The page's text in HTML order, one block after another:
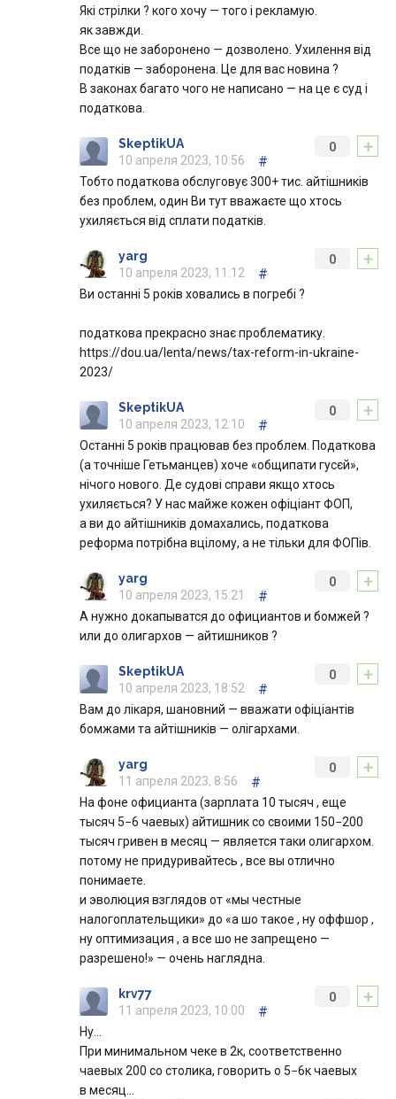
Які стрілки ? кого хочу — того і рекламую.
як завжди.
Все що не заборонено — дозволено. Ухилення від
податків — заборонена. Це для вас новина ?
В законах багато чого не написано — на це є суд і
податкова.
+
0
SkeptikUA
10 апреля 2023, 10:56
#
Тобто податкова обслуговує 300+ тис. айтішників
без проблем, один Ви тут вважаєте що хтось
ухиляється від сплати податків.
+
0
yarg
10 апреля 2023, 11:12
#
Ви останні 5 років ховались в погребі ?
податкова прекрасно знає проблематику.
https://dou.ua/lenta/news/tax-reform-in-ukraine-
2023/
+
0
SkeptikUA
10 апреля 2023, 12:10
#
Останні 5 років працював без проблем. Податкова
(а точніше Гетьманцев) хоче «общипати гусєй»,
нічого нового. Де судові справи якщо хтось
ухиляється? У нас майже кожен офіціант ФОП,
а ви до айтішників домахались, податкова
реформа потрібна вцілому, а не тільки для ФОПів.
+
0
yarg
10 апреля 2023, 15:21
#
А нужно докапыватся до официантов и бомжей ?
или до олигархов — айтишников ?
+
0
SkeptikUA
10 апреля 2023, 18:52
#
Вам до лікаря, шановний — вважати офіціантів
бомжами та айтішників — олігархами.
+
0
yarg
11 апреля 2023, 8:56
#
На фоне официанта (зарплата 10 тысяч , еще
тысяч 5−6 чаевых) айтишник со своими 150−200
тысяч гривен в месяц — является таки олигархом.
потому не придуривайтесь , все вы отлично
понимаете.
и эволюция взглядов от «мы честные
налогоплательщики» до «а шо такое , ну оффшор ,
ну оптимизация , а все шо не запрещено —
разрешено!» — очень наглядна.
+
0
krv77
11 апреля 2023, 10:00
#
Ну…
При минимальном чеке в 2к, соответственно
чаевых 200 со столика, говорить о 5−6к чаевых
в месяц…